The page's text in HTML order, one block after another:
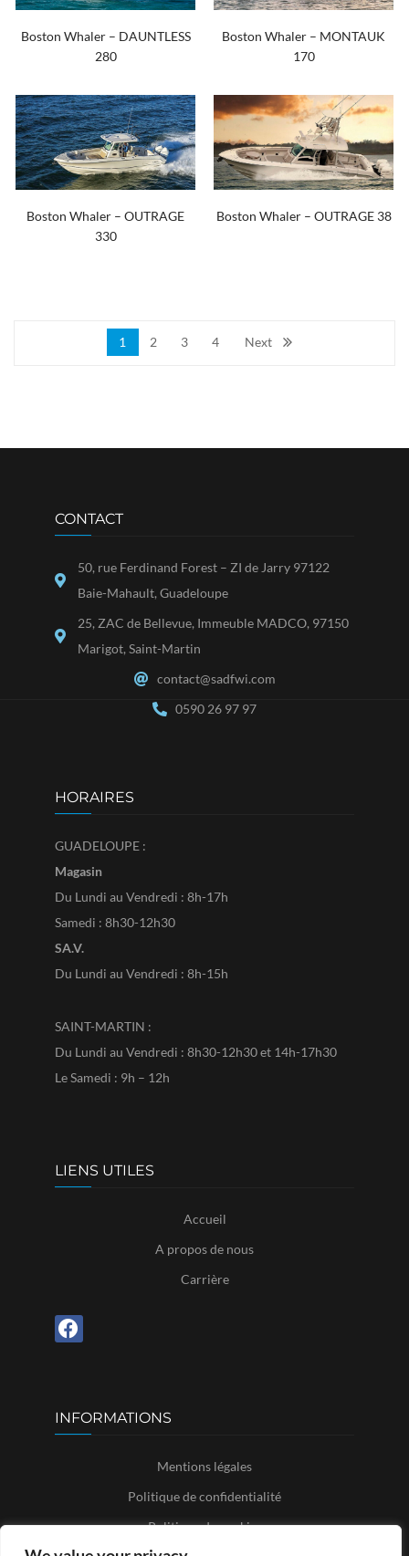
Boston Whaler – DAUNTLESS
280
Boston Whaler – MONTAUK
170
Boston Whaler – OUTRAGE
330
Boston Whaler – OUTRAGE 38
1 2 3 4 Next
CONTACT
50, rue Ferdinand Forest – ZI de Jarry 97122
Baie-Mahault, Guadeloupe
25, ZAC de Bellevue, Immeuble MADCO, 97150
Marigot, Saint-Martin
contact@sadfwi.com
0590 26 97 97
HORAIRES
GUADELOUPE :
Magasin
Du Lundi au Vendredi : 8h-17h
Samedi : 8h30-12h30
SA.V.
Du Lundi au Vendredi : 8h-15h
SAINT-MARTIN :
Du Lundi au Vendredi : 8h30-12h30 et 14h-17h30
Le Samedi : 9h – 12h
LIENS UTILES
Accueil
A propos de nous
Carrière
INFORMATIONS
Mentions légales
Politique de confidentialité
Politique de cookies